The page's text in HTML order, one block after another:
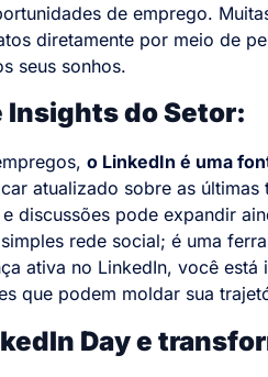
de emprego.
diretamente por meio de
seus sonhos.
do Setor:
o LinkedIn é uma
atualizado sobre as
discussões pode expandir
rede social; é uma
ativa no LinkedIn, você
que podem moldar sua
Day e